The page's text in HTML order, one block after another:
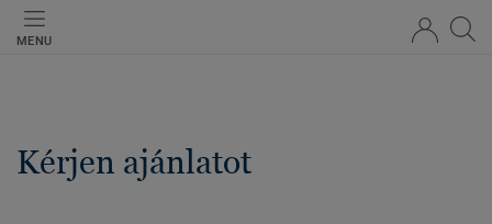
MENU
Kérjen ajánlatot